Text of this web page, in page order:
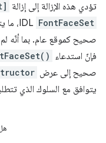
تؤدي هذه الإزالة إلى إزالة
FontFaceSet
صحيح كموقع عام. بما أنّه
فإنّ استدعاء
صحيح إلى عرض
يتوافق مع السلوك الذي